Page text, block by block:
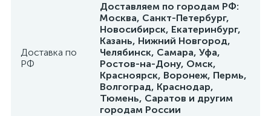
Доставка по
РФ
Доставляем по городам РФ:
Москва, Санкт-Петербург,
Новосибирск, Екатеринбург,
Казань, Нижний Новгород,
Челябинск, Самара, Уфа,
Ростов-на-Дону, Омск,
Красноярск, Воронеж, Пермь,
Волгоград, Краснодар,
Тюмень, Саратов и другим
городам России